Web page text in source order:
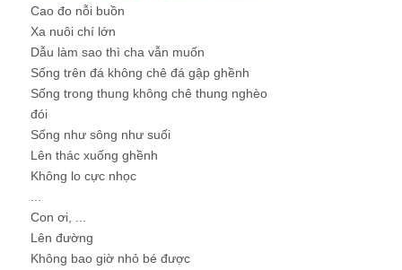
Cao đo nỗi buồn
Xa nuôi chí lớn
Dẫu làm sao thì cha vẫn muốn
Sống trên đá không chê đá gập ghềnh
Sống trong thung không chê thung nghèo
đói
Sống như sông như suối
Lên thác xuống ghềnh
Không lo cực nhọc
Con ơi, ...
Lên đường
Không bao giờ nhỏ bé được